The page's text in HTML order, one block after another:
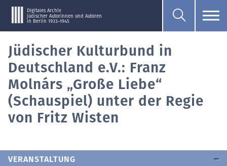
Digitales Archiv
jüdischer Autorinnen und Autoren
in Berlin 1933–1945
Jüdischer Kulturbund in
Deutschland e.V.: Franz
Molnárs „Große Liebe“
(Schauspiel) unter der Regie
von Fritz Wisten
VERANSTALTUNG